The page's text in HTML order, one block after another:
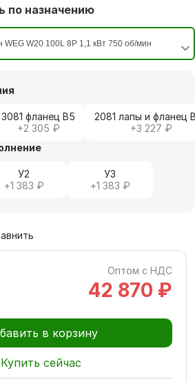
по назначению
3081 фланец В5
+2 305 ₽
2081 лапы и фланец
+3 227 ₽
У2
+1 383 ₽
У3
+1 383 ₽
Оптом с НДС
42 870 ₽
в корзину
Купить сейчас